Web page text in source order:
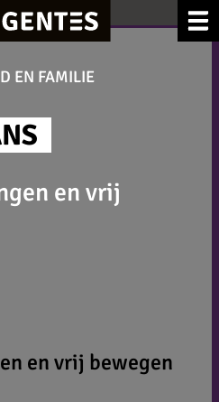
EN FAMILIE
en vrij
en vrij bewegen